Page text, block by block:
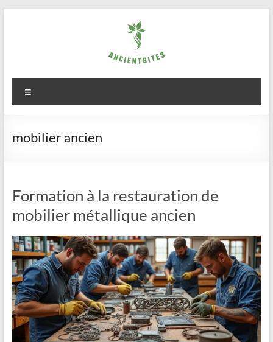
ancientsites.eu
mobilier ancien
Formation à la restauration de
mobilier métallique ancien